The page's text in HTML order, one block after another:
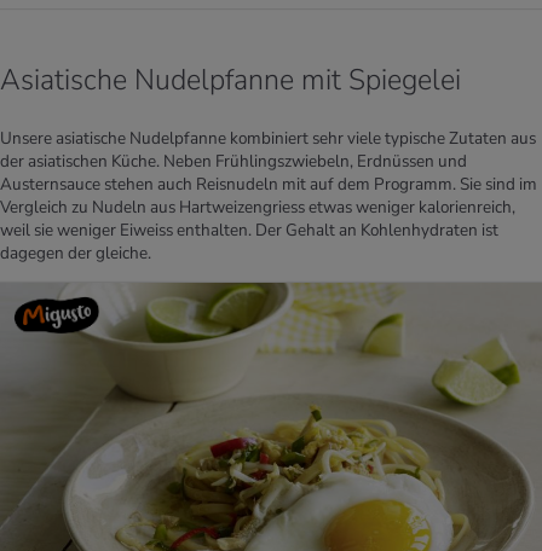
Asiatische Nudelpfanne mit Spiegelei
Unsere asiatische Nudelpfanne kombiniert sehr viele typische Zutaten aus
der asiatischen Küche. Neben Frühlingszwiebeln, Erdnüssen und
Austernsauce stehen auch Reisnudeln mit auf dem Programm. Sie sind im
Vergleich zu Nudeln aus Hartweizengriess etwas weniger kalorienreich,
weil sie weniger Eiweiss enthalten. Der Gehalt an Kohlenhydraten ist
dagegen der gleiche.